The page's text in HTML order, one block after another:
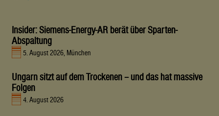
Insider: Siemens-Energy-AR berät über Sparten-
Abspaltung
5. August 2026, München
Ungarn sitzt auf dem Trockenen – und das hat massive
Folgen
4. August 2026